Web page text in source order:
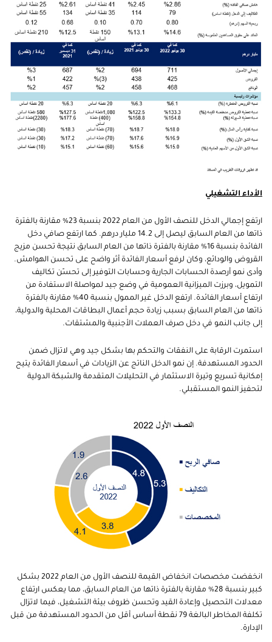
الأداء التشغيلي
ارتفع إجمالي الدخل للنصف الأول من العام 2022 بنسبة 23% مقارنة بالفترة
ذاتها من العام السابق ليصل إلى 14.2 مليار درهم. كما ارتفع صافي دخل
الفائدة بنسبة 16% مقارنة بالفترة ذاتها من العام السابق نتيجة تحسن مزيج
القروض والودائع، وكان لرفع أسعار الفائدة أثر واضح على تحسن الهوامش.
وأدى نمو أرصدة الحسابات الجارية وحسابات التوفير إلى تحسّن تكاليف
التمويل، وبرزت الميزانية العمومية في وضع جيد لمواصلة الاستفادة من
ارتفاع أسعار الفائدة. ارتفع الدخل غير الممول بنسبة 40% مقارنة بالفترة
ذاتها من العام السابق بسبب زيادة حجم أعمال البطاقات المحلية والدولية،
إلى جانب النمو في دخل صرف العملات الأجنبية والمشتقات.
استمرت الرقابة على النفقات والتحكم بها بشكل جيد وهي لاتزال ضمن
الحدود المستهدفة. إن نمو الدخل الناتج عن الزيادات في أسعار الفائدة يتيح
إمكانية تسريع وتيرة الاستثمار في التحليلات المتقدمة والشبكة الدولية
لتحفيز النمو المستقبلي.
انخفضت مخصصات انخفاض القيمة للنصف الأول من العام 2022 بشكل
كبير بنسبة 28% مقارنة بالفترة ذاتها من العام السابق، مما يعكس ارتفاع
معدلات التحصيل وإعادة القيد وتحسن ظروف بيئة التشغيل، فيما لاتزال
تكلفة المخاطر البالغة 79 نقطة أساس أقل من الحدود المستهدفة من قبل
الإدارة.